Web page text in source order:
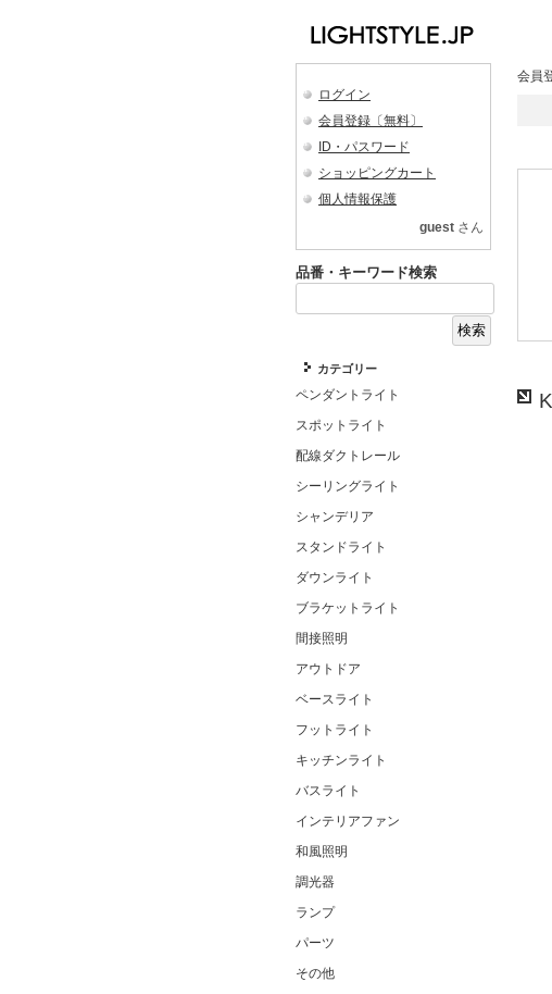
ログイン
会員登録〔無料〕
ID・パスワード
ショッピングカート
個人情報保護
guest さん
品番・キーワード検索
カテゴリー
ペンダントライト
スポットライト
配線ダクトレール
シーリングライト
シャンデリア
スタンドライト
ダウンライト
ブラケットライト
間接照明
アウトドア
ベースライト
フットライト
キッチンライト
バスライト
インテリアファン
和風照明
調光器
ランプ
パーツ
その他
会員